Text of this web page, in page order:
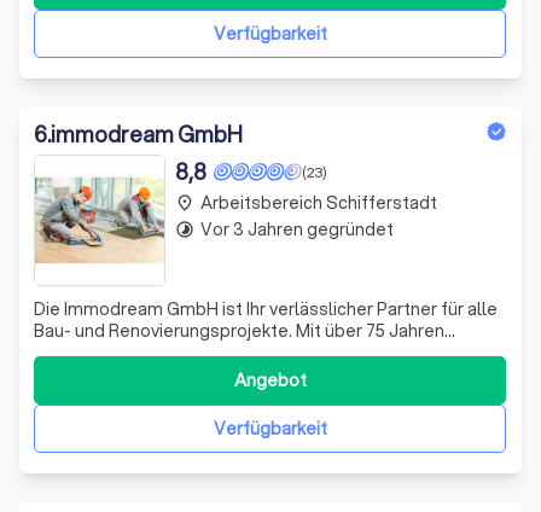
bereiten ihn mit materialange
Verfügbarkeit
6.immodream GmbH
(23)
8,8
Die Immodream GmbH ist Ihr verlässlicher Partner für alle
Bau- und Renovierungsprojekte. Mit über 75 Jahren
Erfahrung in der Branche, sind wir bestens gerüstet, um Ihr
Vorhaben professionell, schnell und reibungslos
durchzuführen. Unser Team aus erfahrenen Malern und
Verputzern bietet Ihnen Anstrich
Verfügbarkeit
Angebot
place Arbeitsbereich Schifferstadt
timelapse Vor 3 Jahren gegründet